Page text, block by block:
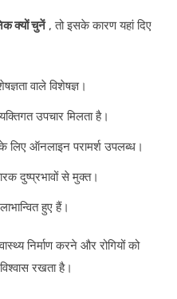
क्यों चुनें, तो इसके कारण यहां दिए
वाले विशेषज्ञ।
उपचार मिलता है।
के लिए ऑनलाइन परामर्श उपलब्ध।
दुष्प्रभावों से मुक्त।
हुए हैं।
निर्माण करने और रोगियों को
रखता है।